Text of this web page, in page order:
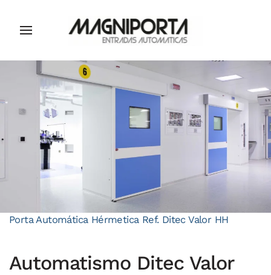
Porta Automática Hérmetica Ref. Ditec Valor HH
Automatismo Ditec Valor